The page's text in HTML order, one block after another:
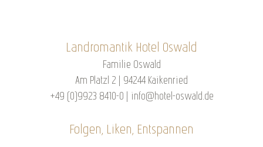
Landromantik Hotel Oswald
Familie Oswald
Am Platzl 2 | 94244 Kaikenried
+49 (0)9923 8410-0
info@hotel-oswald.de
Folgen, Liken, Entspannen